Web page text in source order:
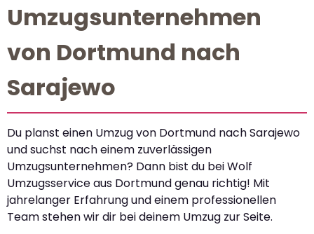
Umzugsunternehmen
von Dortmund nach
Sarajewo
Du planst einen Umzug von Dortmund nach Sarajewo
und suchst nach einem zuverlässigen
Umzugsunternehmen? Dann bist du bei Wolf
Umzugsservice aus Dortmund genau richtig! Mit
jahrelanger Erfahrung und einem professionellen
Team stehen wir dir bei deinem Umzug zur Seite.